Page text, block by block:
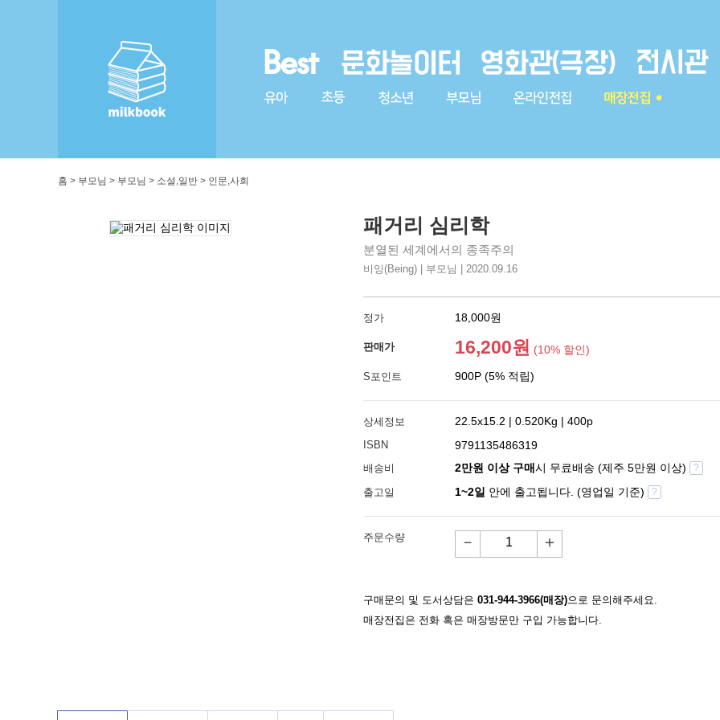
홈 > 부모님 > 부모님 > 소설,일반 > 인문,사회
패거리 심리학
분열된 세계에서의 종족주의
비잉(Being) | 부모님 | 2020.09.16
정가 18,000원
판매가 16,200원 (10% 할인)
S포인트 900P (5% 적립)
상세정보 22.5x15.2 | 0.520Kg | 400p
ISBN 9791135486319
배송비 2만원 이상 구매시 무료배송 (제주 5만원 이상) ?
출고일 1~2일 안에 출고됩니다. (영업일 기준) ?
주문수량 － ＋
구매문의 및 도서상담은 031-944-3966(매장)으로 문의해주세요.
매장전집은 전화 혹은 매장방문만 구입 가능합니다.